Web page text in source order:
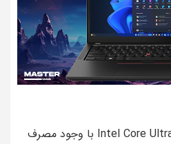
Intel Core Ultra 7-155U با وجود مصرف